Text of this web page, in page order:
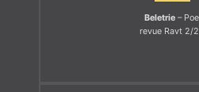
Beletrie –
revue Ravt 2/